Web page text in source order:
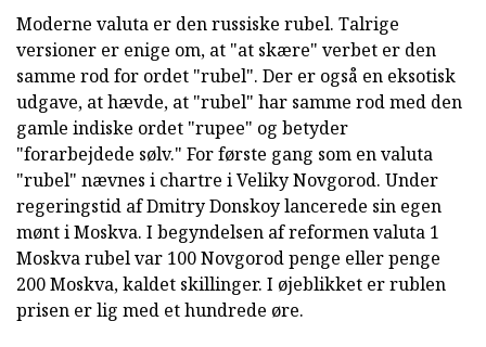
Moderne valuta er den russiske rubel. Talrige
versioner er enige om, at "at skære" verbet er den
samme rod for ordet "rubel". Der er også en eksotisk
udgave, at hævde, at "rubel" har samme rod med den
gamle indiske ordet "rupee" og betyder
"forarbejdede sølv." For første gang som en valuta
"rubel" nævnes i chartre i Veliky Novgorod. Under
regeringstid af Dmitry Donskoy lancerede sin egen
mønt i Moskva. I begyndelsen af reformen valuta 1
Moskva rubel var 100 Novgorod penge eller penge
200 Moskva, kaldet skillinger. I øjeblikket er rublen
prisen er lig med et hundrede øre.